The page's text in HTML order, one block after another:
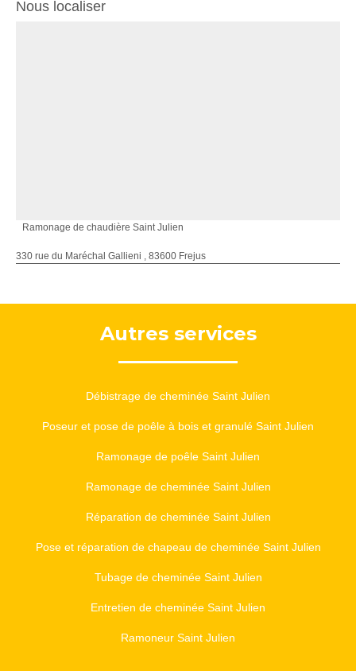
Nous localiser
Ramonage de chaudière Saint Julien
330 rue du Maréchal Gallieni , 83600 Frejus
Autres services
Débistrage de cheminée Saint Julien
Poseur et pose de poêle à bois et granulé Saint Julien
Ramonage de poêle Saint Julien
Ramonage de cheminée Saint Julien
Réparation de cheminée Saint Julien
Pose et réparation de chapeau de cheminée Saint Julien
Tubage de cheminée Saint Julien
Entretien de cheminée Saint Julien
Ramoneur Saint Julien